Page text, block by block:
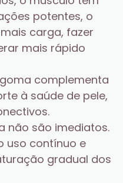
potentes, o
carga, fazer
mais rápido
complementa
à saúde de pele,
não são imediatos.
uso contínuo e
gradual dos